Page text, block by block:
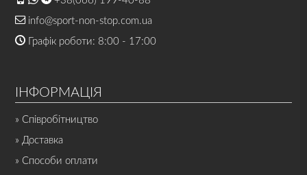
info@sport-non-stop.com.ua
Графік роботи: 8:00 - 17:00
ІНФОРМАЦІЯ
» Співробітництво
» Доставка
» Способи оплати